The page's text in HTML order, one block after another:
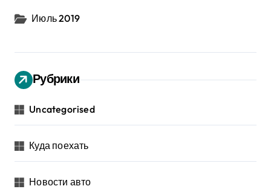
Июль 2019
Рубрики
Uncategorised
Куда поехать
Новости авто